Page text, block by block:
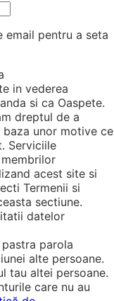
email pentru a seta
in vederea
si ca Oaspete.
dreptul de a
unor motive ce
Serviciile
acest site si
Termenii si
sectiune.
datelor
parola
alte persoane.
tau altei persoane.
care nu au